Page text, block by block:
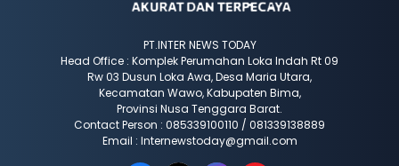
PT.INTER NEWS TODAY
Head Office : Komplek Perumahan Loka Indah Rt 09
Rw 03 Dusun Loka Awa, Desa Maria Utara,
Kecamatan Wawo, Kabupaten Bima,
Provinsi Nusa Tenggara Barat.
Contact Person : 085339100110 / 081339138889
Email : Internewstoday@gmail.com